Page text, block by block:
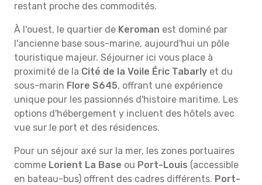
restant proche des commodités.
À l'ouest, le quartier de Keroman est dominé par
l'ancienne base sous-marine, aujourd'hui un pôle
touristique majeur. Séjourner ici vous place à
proximité de la Cité de la Voile Éric Tabarly et du
sous-marin Flore S645, offrant une expérience
unique pour les passionnés d'histoire maritime. Les
options d'hébergement y incluent des hôtels avec
vue sur le port et des résidences.
Pour un séjour axé sur la mer, les zones portuaires
comme Lorient La Base ou Port-Louis (accessible
en bateau-bus) offrent des cadres différents. Port-